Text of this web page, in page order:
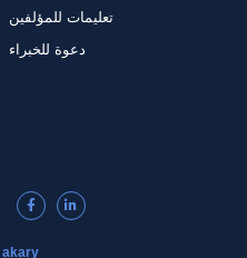
تعليمات للمؤلفين
دعوة للخبراء
akary